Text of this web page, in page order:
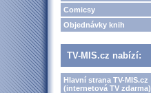
Comicsy
Objednávky knih
TV-MIS.cz nabízí:
Hlavní strana TV-MIS.cz
(internetová TV zdarma)